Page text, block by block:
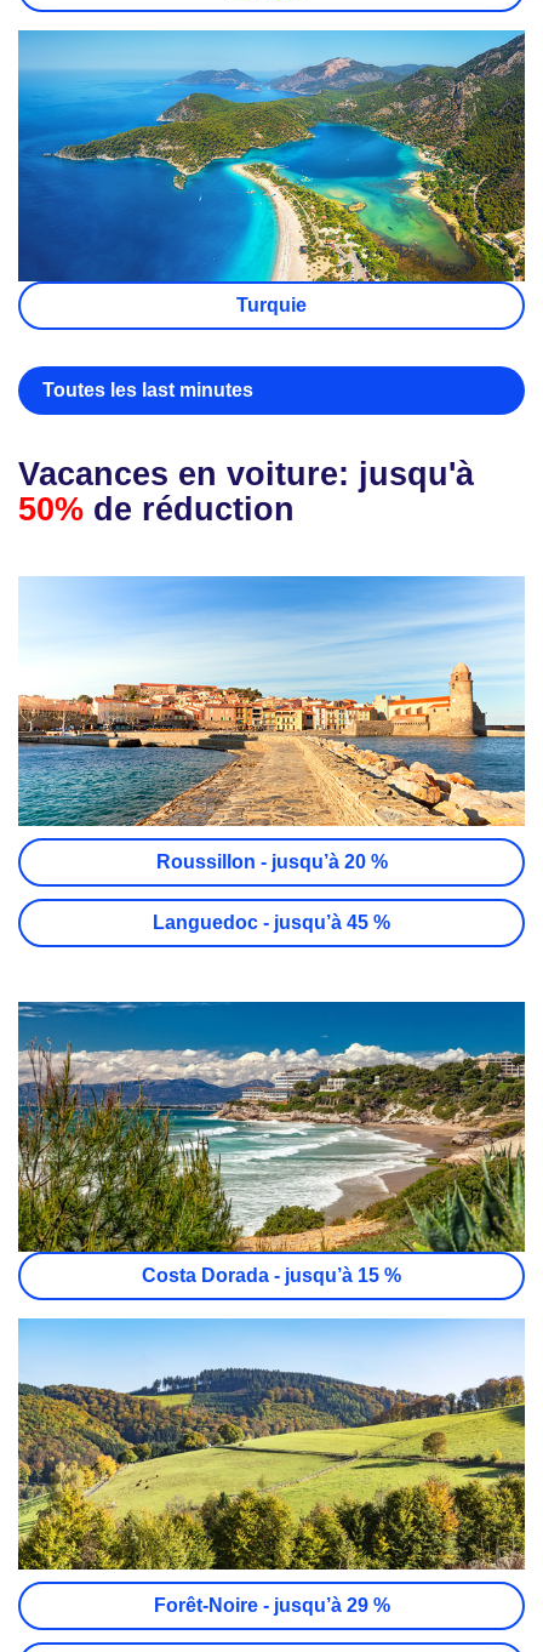
Turquie
Toutes les last minutes
Vacances en voiture: jusqu'à
50% de réduction
Roussillon - jusqu’à 20 %
Languedoc - jusqu’à 45 %
Costa Dorada - jusqu’à 15 %
Forêt-Noire - jusqu’à 29 %